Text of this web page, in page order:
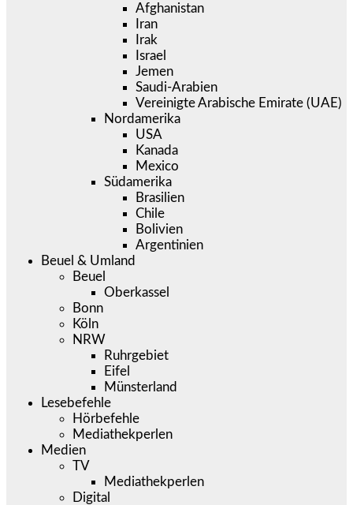
Afghanistan
Iran
Irak
Israel
Jemen
Saudi-Arabien
Vereinigte Arabische Emirate (UAE)
Nordamerika
USA
Kanada
Mexico
Südamerika
Brasilien
Chile
Bolivien
Argentinien
Beuel & Umland
Beuel
Oberkassel
Bonn
Köln
NRW
Ruhrgebiet
Eifel
Münsterland
Lesebefehle
Hörbefehle
Mediathekperlen
Medien
TV
Mediathekperlen
Digital